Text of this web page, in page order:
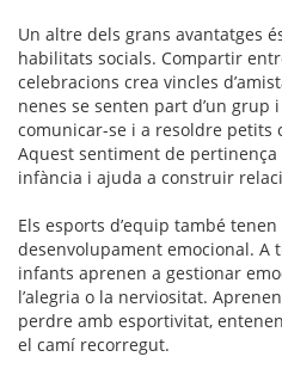
Un altre dels grans avantatges
habilitats socials. Compartir
celebracions crea vincles
nenes se senten part d’un grup
comunicar-se i a resoldre petits
Aquest sentiment de
infància i ajuda a construir
Els esports d’equip també
desenvolupament emocional. A
infants aprenen a gestionar
l’alegria o la nerviositat.
perdre amb esportivitat,
el camí recorregut.